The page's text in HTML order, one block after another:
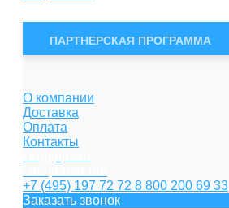
ПАРТНЕРСКАЯ ПРОГРАММА
О компании
Доставка
Оплата
Контакты
+7 (495) 197 72 72 8 800 200 69 33
Заказать звонок